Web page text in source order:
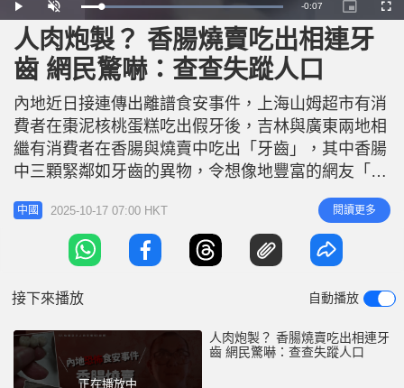
P
l
U
n
m
u
t
e
L
o
a
d
e
d
:
1
0
.
0
0
%
R
e
m
i
i
e
-0:07
P
i
c
u
-
P
i
c
t
u
r
e
F
u
人肉炮製？ 香腸燒賣吃出相連牙
齒 網民驚嚇：查查失蹤人口
內地近日接連傳出離譜食安事件，上海山姆超市有消
費者在棗泥核桃蛋糕吃出假牙後，吉林與廣東兩地相
繼有消費者在香腸與燒賣中吃出「牙齒」，其中香腸
中三顆緊鄰如牙齒的異物，令想像地豐富的網友「嚇
親」：「太恐怖，看得人頭皮發麻，這該不會是活摘
器官」。 香腸吃出三顆「牙」 綜合內媒報道，吉林
白山市一名民眾近日在當地市場攤位購買香腸，食用
時竟咬到異物，吐出的竟是三顆「牙齒」，其稱與店
中國 2025-10-17 07:00 HKT 閱讀更多
接下來播放 自動播放
正在播放中
人肉炮製？ 香腸燒賣吃出相連牙
齒 網民驚嚇：查查失蹤人口